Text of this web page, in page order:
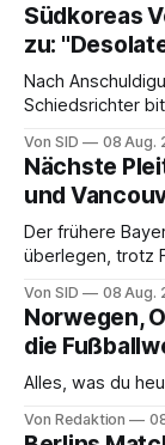
Südkoreas
zu:
Nach
Schiedsrichter
Von SID 08 Aug.
Nächste
und
Der frühere
überlegen, trotz
Von SID 08 Aug.
Norwegen,
die
Alles, was du
Von Redaktion